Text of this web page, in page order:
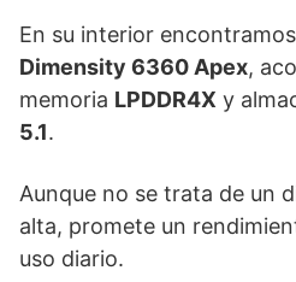
En su interior
Dimensity 6360 Apex,
memoria LPDDR4X y
5.1.
Aunque no se trata de un
alta, promete un
uso diario.